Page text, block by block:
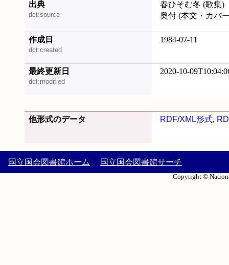
出典
dct:source
春ひそむ冬 (歌集)
奥付 (本文・カバ
作成日
dct:created
1984-07-11
最終更新日
dct:modified
2020-10-
他形式のデータ RDF/XML形式,
国立国会図書館ホーム 国立国会図書館サーチ
Copyright ©